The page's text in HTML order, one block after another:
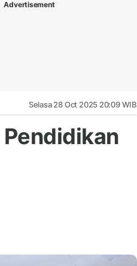
Advertisement
Selasa 28 Oct 2025 20:09 WIB
Pendidikan